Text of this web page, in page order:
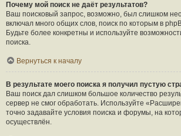
Почему мой поиск не даёт результатов?
Ваш поисковый запрос, возможно, был слишком
включал много общих слов, поиск по которым в
Будьте более конкретны и используйте
поиска.
Вернуться к началу
В результате моего поиска я получил пустую
Ваш поиск дал слишком большое количество
сервер не смог обработать. Используйте
точно задавайте условия поиска и форумы, на
осуществлён.